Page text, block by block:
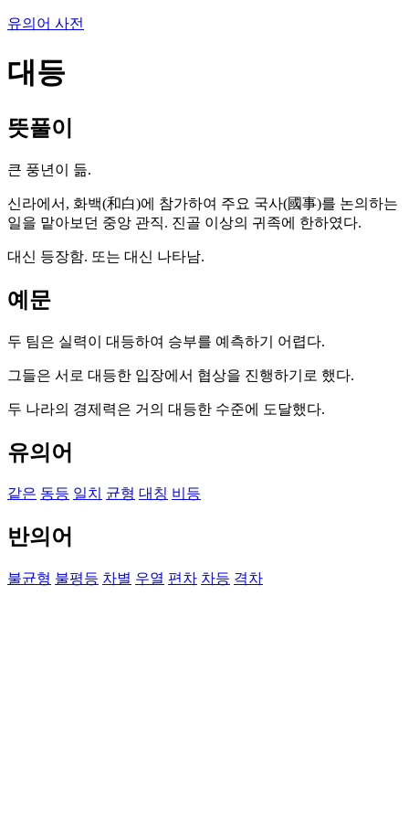
유의어 사전
대등
뜻풀이
큰 풍년이 듦.
신라에서, 화백(和白)에 참가하여 주요 국사(國事)를 논의하는
일을 맡아보던 중앙 관직. 진골 이상의 귀족에 한하였다.
대신 등장함. 또는 대신 나타남.
예문
두 팀은 실력이 대등하여 승부를 예측하기 어렵다.
그들은 서로 대등한 입장에서 협상을 진행하기로 했다.
두 나라의 경제력은 거의 대등한 수준에 도달했다.
유의어
같은 동등 일치 균형 대칭 비등
반의어
불균형 불평등 차별 우열 편차 차등 격차